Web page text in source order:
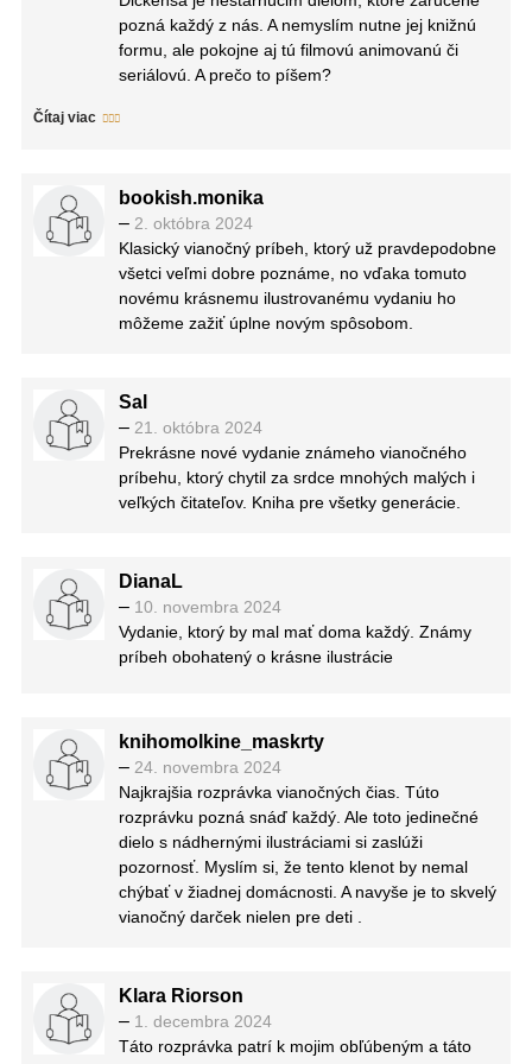
pozná každý z nás. A nemyslím nutne jej knižnú
formu, ale pokojne aj tú filmovú animovanú či
seriálovú. A prečo to píšem?
filmovému (rozprávkovému) spracovaniu z roku
No a tým sa tak trochu dostávam k momentu, kde
si musím na hlavu sypať popol. Prečo? Pretože
toto perfektne napísané dielo mi skončilo v rukách
až teraz. No lepšie neskôr ako nikdy! O to
šťastnejší som, že je to vďaka
@vydavatelstvo_tatran hneď v takto nádhernej
Strašne sa mi páči štýl, ktorým je celá kniha
poňatá. Dokonca aj samotná väzba ukrývajúca sa
pod ochranným prebalom je ozaj pekná. Vnútro je
potom dokonale vyvážene, kde sa striedajú svetlé
stránky s tmavými. No a takmer na každej
rozprávku z roku 2009. Zdroj inšpirácie je teda asi
jasne daný, ale to vôbec nevadí a ani to
nespomínam ako nejakú výčitku – práve naopak.
Táto verzia knihy obsahuje 144 strán a je trošku
viem, že si ju budem počas Vianoc čítať skutočne
každý rok ako novú tradíciu. Okrem toho, príbeh o
zatrpknutom starcovi, ktorého musia navštíviť traja
duchovia je dokonale poučný. A veru, nejde len o
Vianoce ako také.
Upozorňujem však rodičov – hoci je to viac ako
evidentné – že ilustrácie môžu byť pre nízke
vekové kategórie strašidelné rovnako ako príbeh
Čítaj viac
bookish.monika
– 2. októbra 2024
Klasický vianočný príbeh, ktorý už pravdepodobne
všetci veľmi dobre poznáme, no vďaka tomuto
novému krásnemu ilustrovanému vydaniu ho
môžeme zažiť úplne novým spôsobom.
Sal
– 21. októbra 2024
Prekrásne nové vydanie známeho vianočného
príbehu, ktorý chytil za srdce mnohých malých i
veľkých čitateľov. Kniha pre všetky generácie.
DianaL
– 10. novembra 2024
Vydanie, ktorý by mal mať doma každý. Známy
príbeh obohatený o krásne ilustrácie
knihomolkine_maskrty
– 24. novembra 2024
Najkrajšia rozprávka vianočných čias. Túto
rozprávku pozná snáď každý. Ale toto jedinečné
dielo s nádhernými ilustráciami si zaslúži
pozornosť. Myslím si, že tento klenot by nemal
chýbať v žiadnej domácnosti. A navyše je to skvelý
vianočný darček nielen pre deti .
Klara Riorson
– 1. decembra 2024
Táto rozprávka patrí k mojim obľúbeným a táto